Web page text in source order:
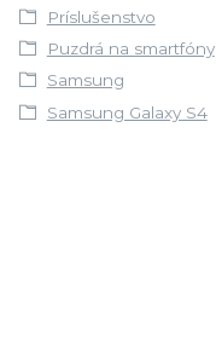
Príslušenstvo
Puzdrá na smartfóny
Samsung
Samsung Galaxy S4